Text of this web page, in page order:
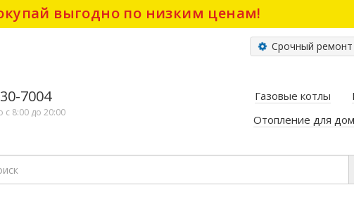
выгодно по низким ценам!
Срочный ремонт
7004
с 8:00 до 20:00
Газовые котлы
Отопление для